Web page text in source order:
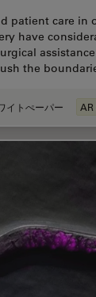
patient care in
have
the
イトぺーパー